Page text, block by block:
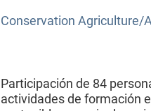
Conservation Agriculture/
Participación de 84
actividades de formación